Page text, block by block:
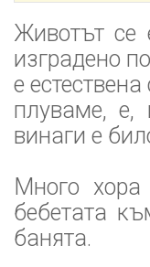
Животът се
изградено
е
плуваме, е,
винаги е
Много хора
бебетата
банята.